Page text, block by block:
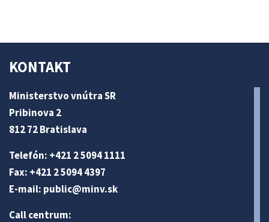
KONTAKT
Ministerstvo vnútra SR
Pribinova 2
812 72 Bratislava
Telefón: +421 2 5094 1111
Fax: +421 2 5094 4397
E-mail: public@minv.sk
Call centrum: